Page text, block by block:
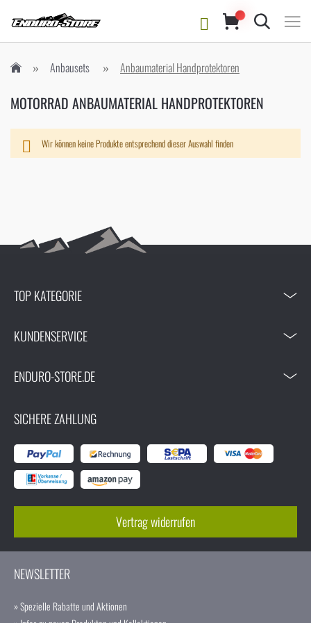
Suche
Anbausets Anbaumaterial Handprotektoren
MOTORRAD ANBAUMATERIAL HANDPROTEKTOREN
Wir können keine Produkte entsprechend dieser Auswahl finden
TOP KATEGORIE
KUNDENSERVICE
ENDURO-STORE.DE
SICHERE ZAHLUNG
Vertrag widerrufen
NEWSLETTER
» Spezielle Rabatte und Aktionen